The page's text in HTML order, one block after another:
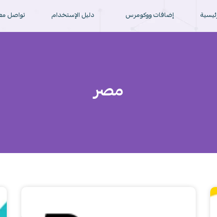
إضافات ووكومرس دليل الإستخدام تواصل
مصر